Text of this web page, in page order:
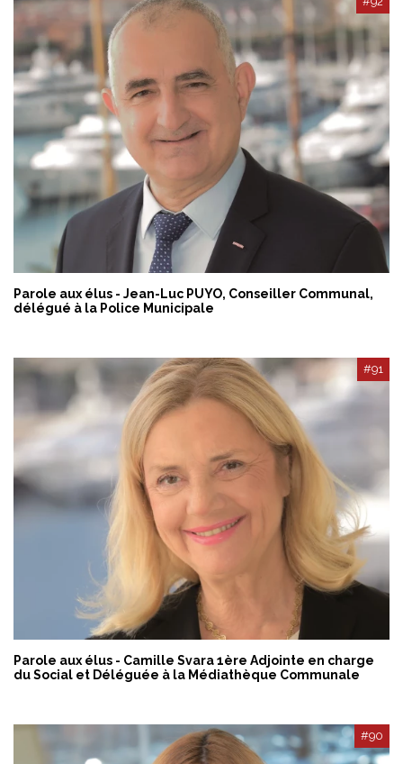
Parole aux élus - Jean-Luc PUYO, Conseiller Communal,
délégué à la Police Municipale
#91
Parole aux élus - Camille Svara 1ère Adjointe en charge
du Social et Déléguée à la Médiathèque Communale
#90